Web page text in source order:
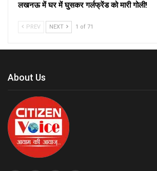
लखनऊ में घर में घुसकर गर्लफ्रेंड को मारी गोली!
PREV NEXT 1 of 71
About Us